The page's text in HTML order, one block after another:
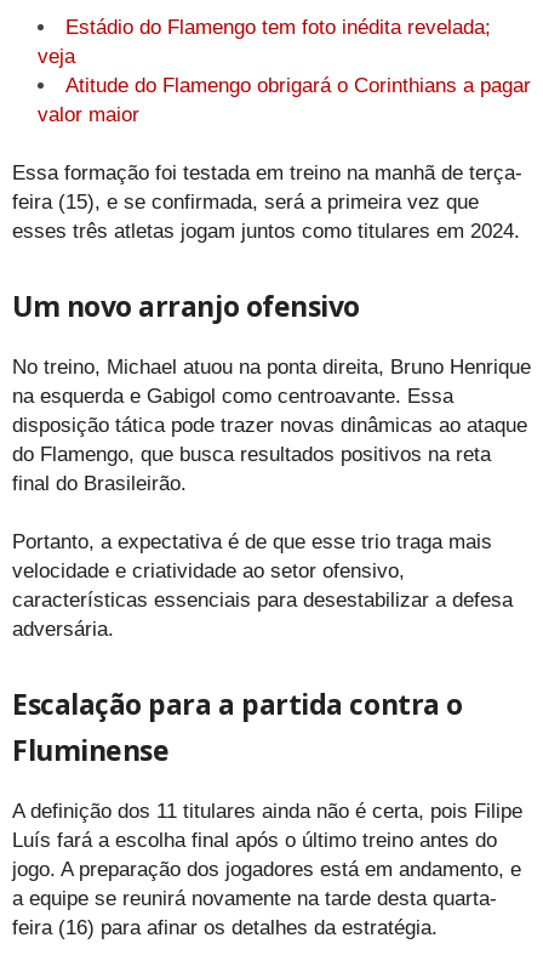
Estádio do Flamengo tem foto inédita revelada;
veja
Atitude do Flamengo obrigará o Corinthians a pagar
valor maior
Essa formação foi testada em treino na manhã de terça-
feira (15), e se confirmada, será a primeira vez que
esses três atletas jogam juntos como titulares em 2024.
Um novo arranjo ofensivo
No treino, Michael atuou na ponta direita, Bruno Henrique
na esquerda e Gabigol como centroavante. Essa
disposição tática pode trazer novas dinâmicas ao ataque
do Flamengo, que busca resultados positivos na reta
final do Brasileirão.
Portanto, a expectativa é de que esse trio traga mais
velocidade e criatividade ao setor ofensivo,
características essenciais para desestabilizar a defesa
adversária.
Escalação para a partida contra o
Fluminense
A definição dos 11 titulares ainda não é certa, pois Filipe
Luís fará a escolha final após o último treino antes do
jogo. A preparação dos jogadores está em andamento, e
a equipe se reunirá novamente na tarde desta quarta-
feira (16) para afinar os detalhes da estratégia.